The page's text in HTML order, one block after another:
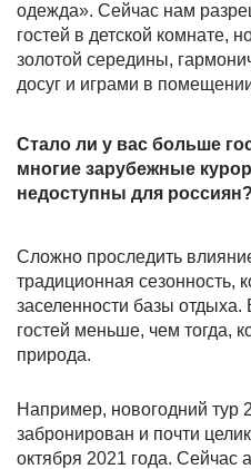
одежда». Сейчас нам
гостей в детской комнате,
золотой середины,
досуг и играми в
Стало ли у вас больше
многие зарубежные
недоступны для россиян?
Сложно проследить
традиционная сезонность,
заселенности базы отдыха.
гостей меньше, чем тогда,
природа.
Например, новогодний тур
забронирован и почти
октября 2021 года. Сейчас